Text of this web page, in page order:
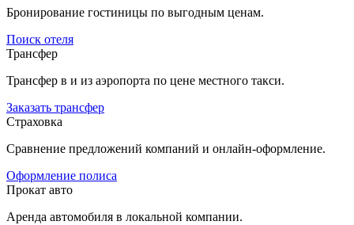
Бронирование гостиницы по выгодным ценам.
Поиск отеля
Трансфер
Трансфер в и из аэропорта по цене местного такси.
Заказать трансфер
Страховка
Сравнение предложений компаний и онлайн-оформление.
Оформление полиса
Прокат авто
Аренда автомобиля в локальной компании.